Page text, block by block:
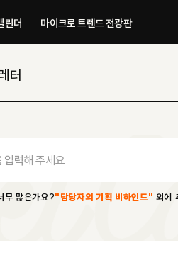
린더 마이크로 트렌드 전광판​
터
무 많은가요?"담당자의 기획 비하인드" 외에